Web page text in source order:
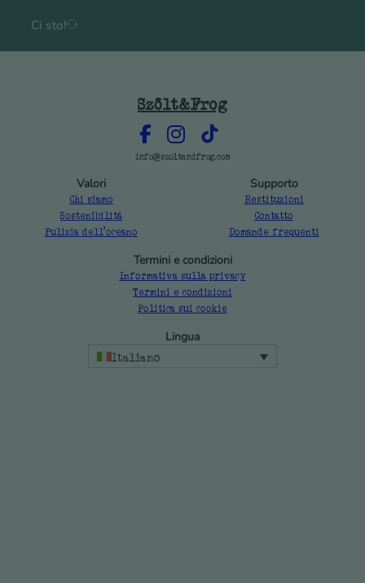
Ci sto!
Szölt&Frog
info@szoltandfrog.com
Valori
Chi siamo
Sostenibilità
Pulizia dell'oceano
Supporto
Restituzioni
Contatto
Domande frequenti
Termini e condizioni
Informativa sulla privacy
Termini e condizioni
Politica sui cookie
Lingua
Italiano